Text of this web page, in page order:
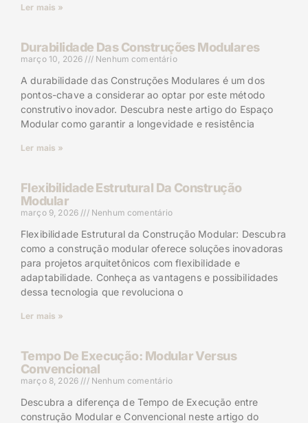
Ler mais »
Durabilidade Das Construções Modulares
março 10, 2026 Nenhum comentário
A durabilidade das Construções Modulares é um dos
pontos-chave a considerar ao optar por este método
construtivo inovador. Descubra neste artigo do Espaço
Modular como garantir a longevidade e resistência
Ler mais »
Flexibilidade Estrutural Da Construção
Modular
março 9, 2026 Nenhum comentário
Flexibilidade Estrutural da Construção Modular: Descubra
como a construção modular oferece soluções inovadoras
para projetos arquitetônicos com flexibilidade e
adaptabilidade. Conheça as vantagens e possibilidades
dessa tecnologia que revoluciona o
Ler mais »
Tempo De Execução: Modular Versus
Convencional
março 8, 2026 Nenhum comentário
Descubra a diferença de Tempo de Execução entre
construção Modular e Convencional neste artigo do